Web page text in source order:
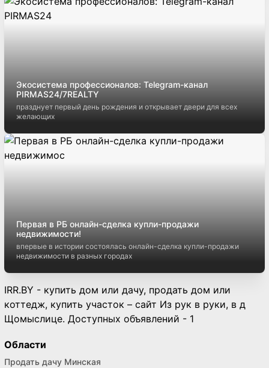
Экосистема профессионалов: Telegram-канал
PIRMAS24/7REALTY
празднует первый день рождения и открывает двери для всех
желающих
Первая в РБ онлайн-сделка купли-продажи
недвижимости!
впервые в истории состоялась онлайн-сделка купли-продажи
недвижимости в разных городах
IRR.BY - купить дом или дачу, продать дом или
коттедж, купить участок – сайт Из рук в руки, в д
Щомыслице. Доступных объявлений - 1
Области
Продать дачу Минская